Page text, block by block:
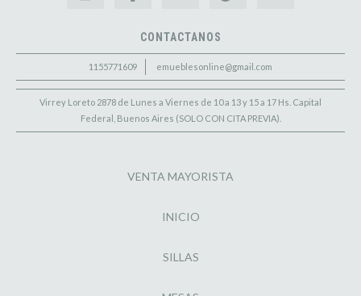
CONTACTANOS
1155771609 emueblesonline@gmail.com
Virrey Loreto 2878 de Lunes a Viernes de 10 a 13 y 15 a 17 Hs. Capital
Federal, Buenos Aires (SOLO CON CITA PREVIA).
VENTA MAYORISTA
INICIO
SILLAS